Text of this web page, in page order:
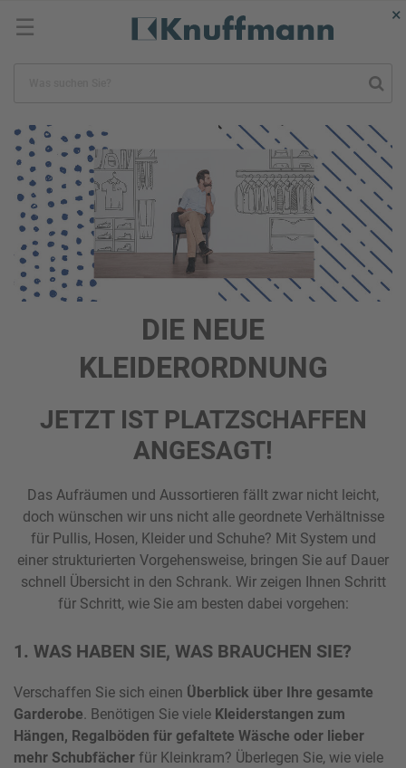
×
☰
DIE NEUE
KLEIDERORDNUNG
JETZT IST PLATZSCHAFFEN
ANGESAGT!
Das Aufräumen und Aussortieren fällt zwar nicht leicht,
doch wünschen wir uns nicht alle geordnete Verhältnisse
für Pullis, Hosen, Kleider und Schuhe? Mit System und
einer strukturierten Vorgehensweise, bringen Sie auf Dauer
schnell Übersicht in den Schrank. Wir zeigen Ihnen Schritt
für Schritt, wie Sie am besten dabei vorgehen:
1. WAS HABEN SIE, WAS BRAUCHEN SIE?
Verschaffen Sie sich einen Überblick über Ihre gesamte
Garderobe. Benötigen Sie viele Kleiderstangen zum
Hängen, Regalböden für gefaltete Wäsche oder lieber
mehr Schubfächer für Kleinkram? Überlegen Sie, wie viele